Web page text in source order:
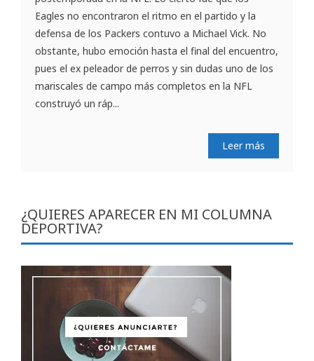
Eagles no encontraron el ritmo en el partido y la
defensa de los Packers contuvo a Michael Vick. No
obstante, hubo emoción hasta el final del encuentro,
pues el ex peleador de perros y sin dudas uno de los
mariscales de campo más completos en la NFL
construyó un ráp...
Leer más
¿QUIERES APARECER EN MI COLUMNA
DEPORTIVA?